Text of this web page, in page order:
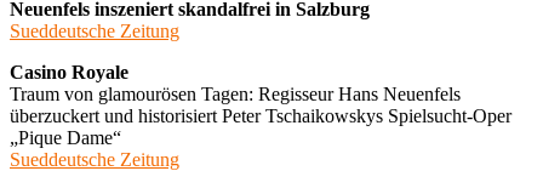
Neuenfels inszeniert skandalfrei in Salzburg
Sueddeutsche Zeitung
Casino Royale
Traum von glamourösen Tagen: Regisseur Hans Neuenfels
überzuckert und historisiert Peter Tschaikowskys Spielsucht-Oper
„Pique Dame“
Sueddeutsche Zeitung